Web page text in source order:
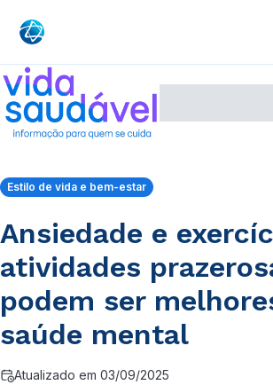
Estilo de vida e bem-estar
Ansiedade e
atividades
podem ser
saúde mental
Atualizado em 03/09/2025